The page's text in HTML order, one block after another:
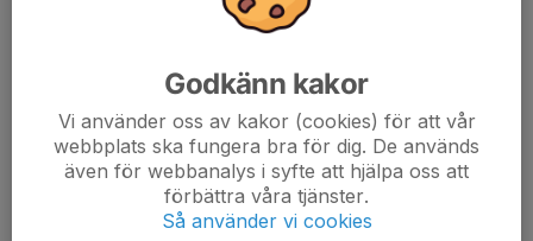
Godkänn kakor
Vi använder oss av kakor (cookies) för att vår
webbplats ska fungera bra för dig. De används
även för webbanalys i syfte att hjälpa oss att
förbättra våra tjänster.
Så använder vi cookies